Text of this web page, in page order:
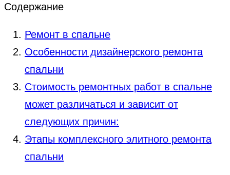
Содержание
Ремонт в спальне
Особенности дизайнерского ремонта
спальни
Стоимость ремонтных работ в спальне
может различаться и зависит от
следующих причин:
Этапы комплексного элитного ремонта
спальни